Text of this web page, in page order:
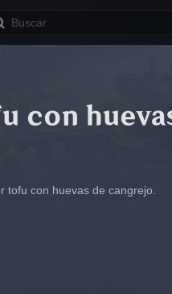
con
tofu con huevas de cangrejo.